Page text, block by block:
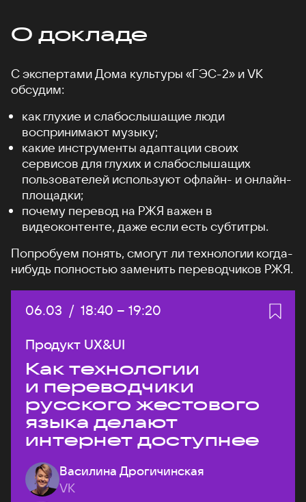
О докладе
С экспертами Дома культуры «ГЭС-2» и VK
обсудим:
как глухие и слабослышащие люди
воспринимают музыку;
какие инструменты адаптации своих
сервисов для глухих и слабослышащих
пользователей используют офлайн- и онлайн-
площадки;
почему перевод на РЖЯ важен в
видеоконтенте, даже если есть субтитры.
Попробуем понять, смогут ли технологии когда-
нибудь полностью заменить переводчиков РЖЯ.
Дата:
06.03 / Начало:
18:40 – Конец:
19:20
Продукт UX&UI
Как технологии
и переводчики
русского жестового
языка делают
интернет доступнее
Василина Дрогичинская
VK